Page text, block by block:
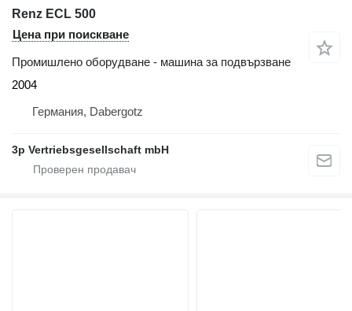
Renz ECL 500
Цена при поискване
Промишлено оборудване - машина за подвързване
2004
Германия, Dabergotz
3p Vertriebsgesellschaft mbH